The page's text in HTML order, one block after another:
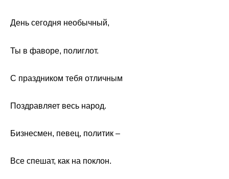
День сегодня необычный,
Ты в фаворе, полиглот.
С праздником тебя отличным
Поздравляет весь народ.
Бизнесмен, певец, политик –
Все спешат, как на поклон.